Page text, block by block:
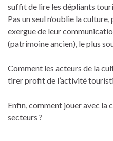
suffit de lire les dépliants
Pas un seul n’oublie la
exergue de leur
(patrimoine ancien), le plus
Comment les acteurs de la
tirer profit de l’activité
Enfin, comment jouer avec la
secteurs ?